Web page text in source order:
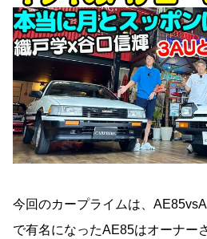
今回のカープライムは、
で有名になったAE85はオーナー